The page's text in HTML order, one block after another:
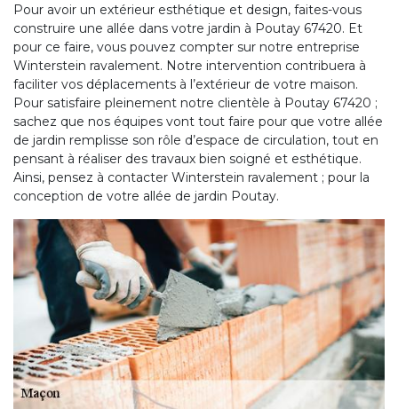
Pour avoir un extérieur esthétique et design, faites-vous
construire une allée dans votre jardin à Poutay 67420. Et
pour ce faire, vous pouvez compter sur notre entreprise
Winterstein ravalement. Notre intervention contribuera à
faciliter vos déplacements à l’extérieur de votre maison.
Pour satisfaire pleinement notre clientèle à Poutay 67420 ;
sachez que nos équipes vont tout faire pour que votre allée
de jardin remplisse son rôle d’espace de circulation, tout en
pensant à réaliser des travaux bien soigné et esthétique.
Ainsi, pensez à contacter Winterstein ravalement ; pour la
conception de votre allée de jardin Poutay.